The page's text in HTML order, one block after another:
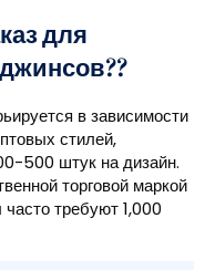
для
в зависимости
стилей,
500 штук на дизайн.
торговой маркой
требуют 1,000